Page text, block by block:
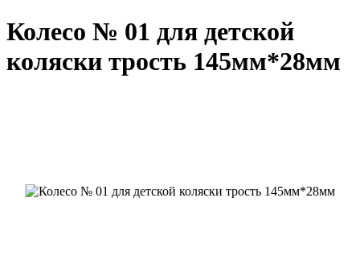
Колесо № 01 для детской
коляски трость 145мм*28мм